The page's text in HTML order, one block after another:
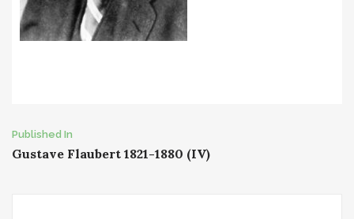
Post
Published In
Gustave Flaubert 1821-1880 (IV)